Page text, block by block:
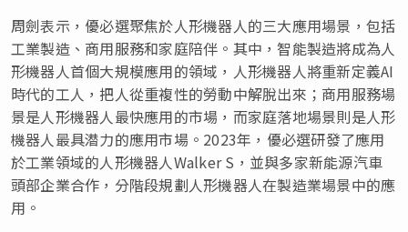
周劍表示，優必選聚焦於人形機器人的三大應用場景，包括
工業製造、商用服務和家庭陪伴。其中，智能製造將成為人
形機器人首個大規模應用的領域，人形機器人將重新定義AI
時代的工人，把人從重複性的勞動中解脫出來；商用服務場
景是人形機器人最快應用的市場，而家庭落地場景則是人形
機器人最具潜力的應用市場。2023年，優必選研發了應用
於工業領域的人形機器人Walker S， 並與多家新能源汽車
頭部企業合作，分階段規劃人形機器人在製造業場景中的應
用。